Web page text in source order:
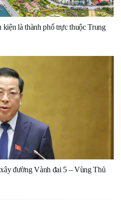
là thành phố trực thuộc Trung
đường Vành đai 5 – Vùng Thủ